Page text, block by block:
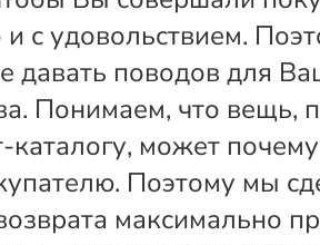
и с удовольствием.
давать поводов для
Понимаем, что вещь,
каталогу, может
Поэтому мы
максимально